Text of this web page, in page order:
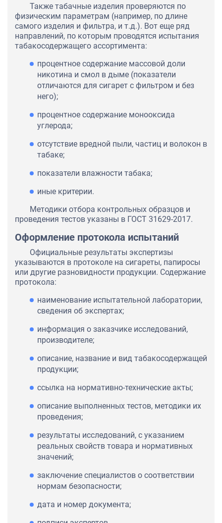
Также табачные изделия проверяются по
физическим параметрам (например, по длине
самого изделия и фильтра, и т.д.). Вот еще ряд
направлений, по которым проводятся испытания
табакосодержащего ассортимента:
процентное содержание массовой доли
никотина и смол в дыме (показатели
отличаются для сигарет с фильтром и без
него);
процентное содержание монооксида
углерода;
отсутствие вредной пыли, частиц и волокон в
табаке;
показатели влажности табака;
иные критерии.
Методики отбора контрольных образцов и
проведения тестов указаны в ГОСТ 31629-2017.
Оформление протокола испытаний
Официальные результаты экспертизы
указываются в протоколе на сигареты, папиросы
или другие разновидности продукции. Содержание
протокола:
наименование испытательной лаборатории,
сведения об экспертах;
информация о заказчике исследований,
производителе;
описание, название и вид табакосодержащей
продукции;
ссылка на нормативно-технические акты;
описание выполненных тестов, методики их
проведения;
результаты исследований, с указанием
реальных свойств товара и нормативных
значений;
заключение специалистов о соответствии
нормам безопасности;
дата и номер документа;